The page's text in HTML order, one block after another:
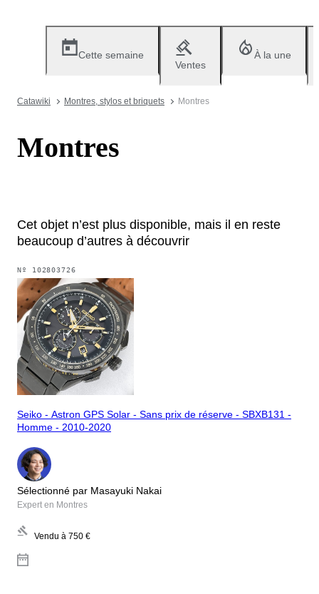
Cette semaine
Ventes
À la une
Catawiki Montres, stylos et briquets Montres
Montres
Cet objet n’est plus disponible, mais il en reste
beaucoup d’autres à découvrir
Nº 102803726
Seiko - Astron GPS Solar - Sans prix de réserve - SBXB131 -
Homme - 2010-2020
Sélectionné par Masayuki Nakai
Expert en Montres
Vendu à 750 €